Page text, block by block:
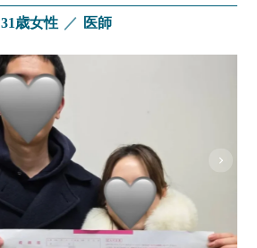
31歳女性 ／ 医師